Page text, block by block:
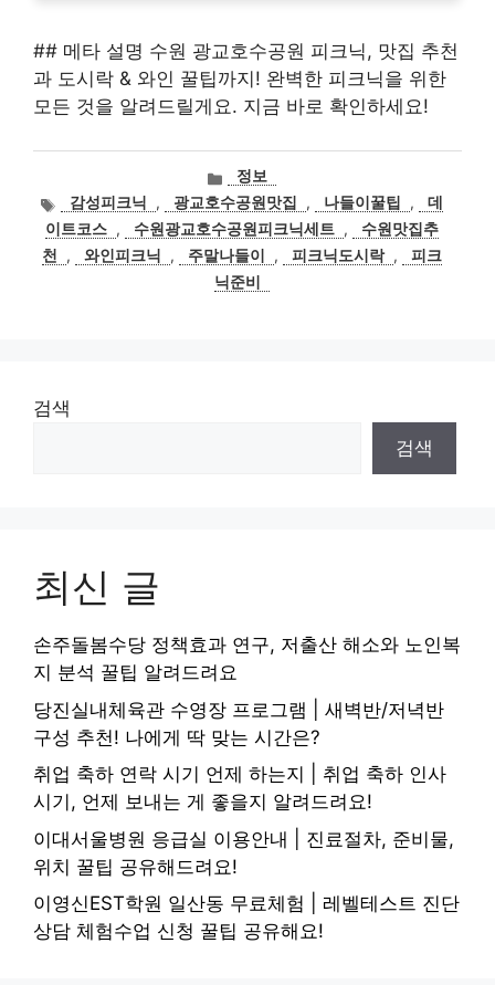
## 메타 설명 수원 광교호수공원 피크닉, 맛집 추천
과 도시락 & 와인 꿀팁까지! 완벽한 피크닉을 위한
모든 것을 알려드릴게요. 지금 바로 확인하세요!
카
테
고
리
정보
태
그
감성피크닉 , 광교호수공원맛집 , 나들이꿀팁 ,
데
이트코스 , 수원광교호수공원피크닉세트 ,
수원맛집추
천
, 와인피크닉 , 주말나들이 , 피크닉도시락 ,
피크
닉준비
검색
검색
최신 글
손주돌봄수당 정책효과 연구, 저출산 해소와 노인복
지 분석 꿀팁 알려드려요
당진실내체육관 수영장 프로그램 | 새벽반/저녁반
구성 추천! 나에게 딱 맞는 시간은?
취업 축하 연락 시기 언제 하는지 | 취업 축하 인사
시기, 언제 보내는 게 좋을지 알려드려요!
이대서울병원 응급실 이용안내 | 진료절차, 준비물,
위치 꿀팁 공유해드려요!
이영신EST학원 일산동 무료체험 | 레벨테스트 진단
상담 체험수업 신청 꿀팁 공유해요!